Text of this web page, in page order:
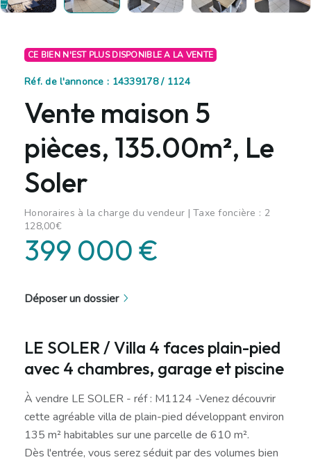
CE BIEN N'EST PLUS DISPONIBLE A LA VENTE
Réf. de l'annonce : 14339178 / 1124
Vente maison 5
pièces, 135.00m², Le
Soler
Honoraires à la charge du vendeur | Taxe foncière : 2
128,00€
399 000 €
Déposer un dossier
LE SOLER / Villa 4 faces plain-pied
avec 4 chambres, garage et piscine
À vendre LE SOLER - réf : M1124 -Venez découvrir
cette agréable villa de plain-pied développant environ
135 m² habitables sur une parcelle de 610 m².
Dès l'entrée, vous serez séduit par des volumes bien